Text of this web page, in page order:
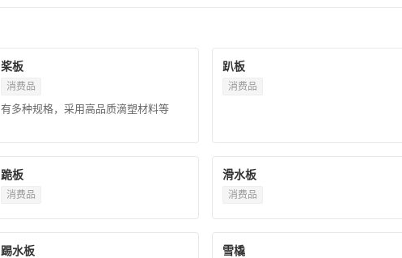
桨板
消费品
有多种规格，采用高品质滴塑材料等
趴板
消费品
跪板
消费品
滑水板
消费品
踢水板 雪橇